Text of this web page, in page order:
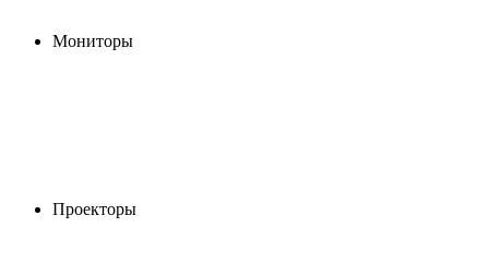
Мониторы
Проекторы